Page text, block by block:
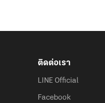
ติดต่อเรา
LINE Official
Facebook